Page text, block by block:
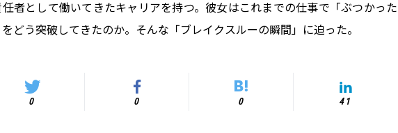
任者として働いてきたキャリアを持つ。彼女はこれまでの仕事で「ぶつかった
どう突破してきたのか。そんな「ブレイクスルーの瞬間」に迫った。
0 0 0 41